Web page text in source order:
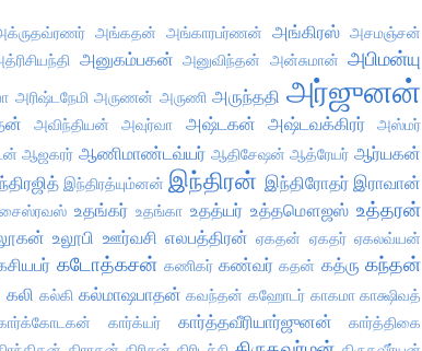
அங்கதன் அங்காரபர்ணன் அங்கிரஸ் அசமஞ்சன்
அனுகம்பகன் அனுவிந்தன் அன்சுமான் அபிமன்யு
அரிஷ்டநேமி அருணன் அருணி அருந்ததி அர்ஜுனன்
அவிந்தியன் அவுர்வா அஷ்டகன் அஷ்டவக்கிரர்
அஸ்மர்
ஆஜகரர் ஆணிமாண்டவ்யர் ஆதிசேஷன் ஆத்ரேயர் ஆர்யகன்
இந்திரத்யும்னன் இந்திரன் இந்திரோதர் இராவான்
உதங்கர் உதங்கா உதத்யர் உத்தமௌஜஸ் உத்தரன்
உலூபி ஊர்வசி எலபத்திரன் ஏகதன் ஏகதர் ஏகலவ்யன்
கடோத்கசன் கணிகர் கண்வர் கதன் கத்ரு கந்தன்
கலி கல்கி கல்மாஷபாதன் கவந்தன் கஹோடர் காகமா காக்ஷிவத்
கார்க்யர் கார்த்தவீரியார்ஜுனன் கார்த்திகை